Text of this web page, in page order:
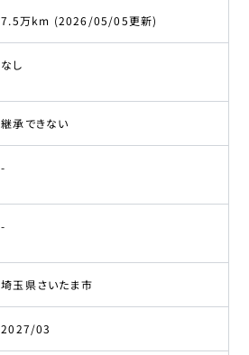
7.5万km (2026/05/05更新)
なし
継承できない
-
-
埼玉県さいたま市
2027/03